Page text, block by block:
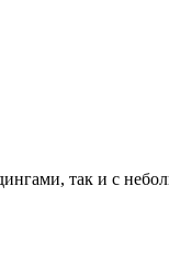
так и с